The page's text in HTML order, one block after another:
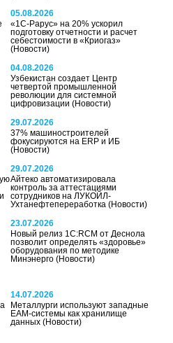
05.08.2026
«1С-Рарус» на 20% ускорил
подготовку отчетности и расчет
себестоимости в «Криогаз»
(Новости)
04.08.2026
Узбекистан создает Центр
четвертой промышленной
революции для системной
цифровизации(Новости)
29.07.2026
37% машиностроителей
фокусируются на ERP и ИБ
(Новости)
29.07.2026
Айтеко автоматизировала
контроль за аттестациями
сотрудников на ЛУКОЙЛ-
Ухтанефтепереработка(Новости)
23.07.2026
Новый релиз 1С:RCM от Деснола
позволит определять «здоровье»
оборудования по методике
Минэнерго(Новости)
14.07.2026
Металлурги используют западные
EAM-системы как хранилище
данных(Новости)